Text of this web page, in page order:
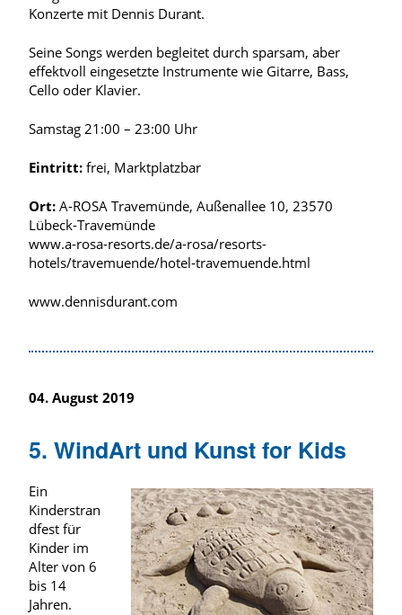
Konzerte mit Dennis Durant.
Seine Songs werden begleitet durch sparsam, aber
effektvoll eingesetzte Instrumente wie Gitarre, Bass,
Cello oder Klavier.
Samstag 21:00 – 23:00 Uhr
Eintritt: frei, Marktplatzbar
Ort: A-ROSA Travemünde, Außenallee 10, 23570
Lübeck-Travemünde
www.a-rosa-resorts.de/a-rosa/resorts-
hotels/travemuende/hotel-travemuende.html
www.dennisdurant.com
04. August 2019
5. WindArt und Kunst for Kids
Ein
Kinderstran
dfest für
Kinder im
Alter von 6
bis 14
Jahren.